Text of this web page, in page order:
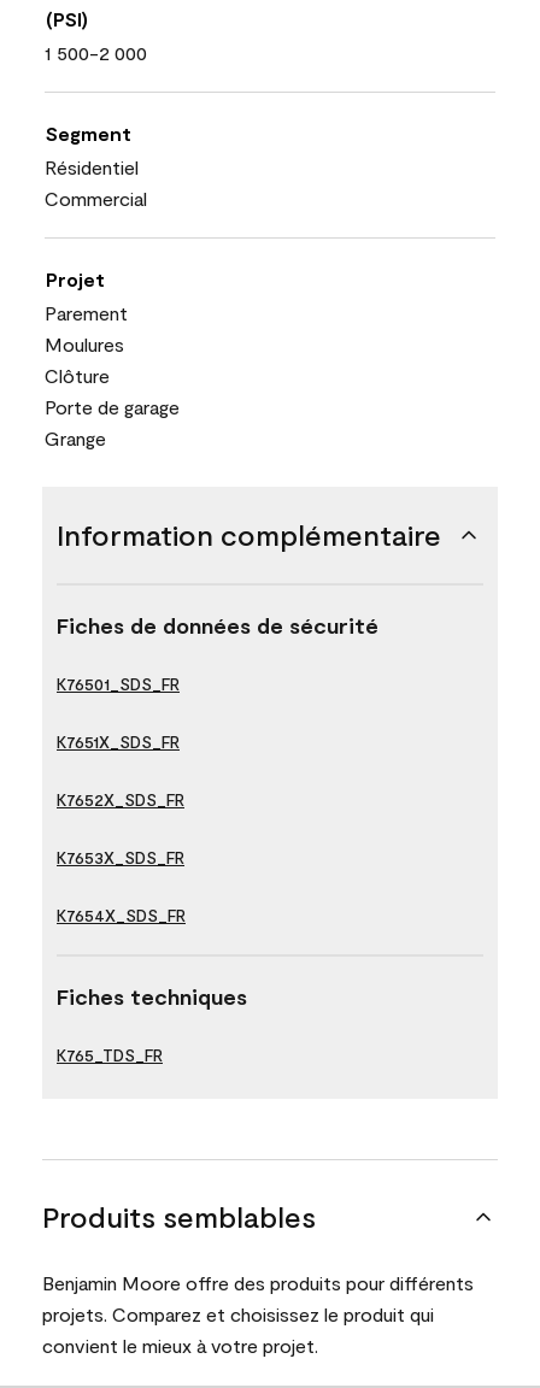
(PSI)
1 500-2 000
Segment
Résidentiel
Commercial
Projet
Parement
Moulures
Clôture
Porte de garage
Grange
Information complémentaire
Fiches de données de sécurité
K76501_SDS_FR
K7651X_SDS_FR
K7652X_SDS_FR
K7653X_SDS_FR
K7654X_SDS_FR
Fiches techniques
K765_TDS_FR
Produits semblables
Benjamin Moore offre des produits pour différents
projets. Comparez et choisissez le produit qui
convient le mieux à votre projet.